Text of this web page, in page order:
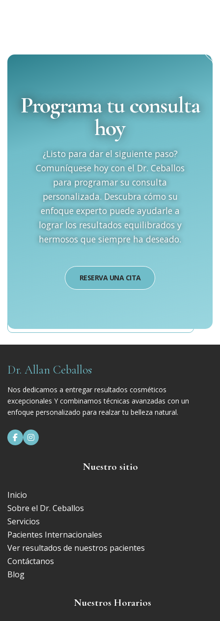
Programa tu consulta
hoy
¿Listo para dar el siguiente paso?
Comuníquese hoy con el Dr. Ceballos
para programar su consulta
personalizada. Descubra cómo su
enfoque experto puede ayudarle a
lograr los resultados equilibrados y
hermosos que siempre ha deseado.
RESERVA UNA CITA
Dr. Allan Ceballos
Nos dedicamos a entregar resultados cosméticos
excepcionales Y combinamos técnicas avanzadas con un
enfoque personalizado para realzar tu belleza natural.
 
Nuestro sitio
Inicio
Sobre el Dr. Ceballos
Servicios
Pacientes Internacionales
Ver resultados de nuestros pacientes
Contáctanos
Blog
Nuestros Horarios